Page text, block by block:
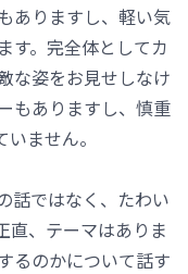
ありますし、軽い気
す。完全体としてカ
な姿をお見せしなけ
もありますし、慎重
ません。
話ではなく、たわい
直、テーマはありま
るのかについて話す